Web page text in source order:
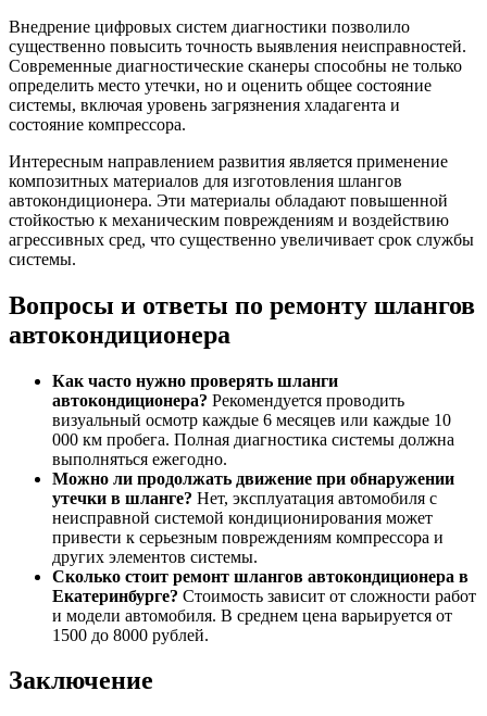
Внедрение цифровых систем диагностики позволило
существенно повысить точность выявления неисправностей.
Современные диагностические сканеры способны не только
определить место утечки, но и оценить общее состояние
системы, включая уровень загрязнения хладагента и
состояние компрессора.
Интересным направлением развития является применение
композитных материалов для изготовления шлангов
автокондиционера. Эти материалы обладают повышенной
стойкостью к механическим повреждениям и воздействию
агрессивных сред, что существенно увеличивает срок службы
системы.
Вопросы и ответы по ремонту шлангов
автокондиционера
Как часто нужно проверять шланги
автокондиционера? Рекомендуется проводить
визуальный осмотр каждые 6 месяцев или каждые 10
000 км пробега. Полная диагностика системы должна
выполняться ежегодно.
Можно ли продолжать движение при обнаружении
утечки в шланге? Нет, эксплуатация автомобиля с
неисправной системой кондиционирования может
привести к серьезным повреждениям компрессора и
других элементов системы.
Сколько стоит ремонт шлангов автокондиционера в
Екатеринбурге? Стоимость зависит от сложности работ
и модели автомобиля. В среднем цена варьируется от
1500 до 8000 рублей.
Заключение